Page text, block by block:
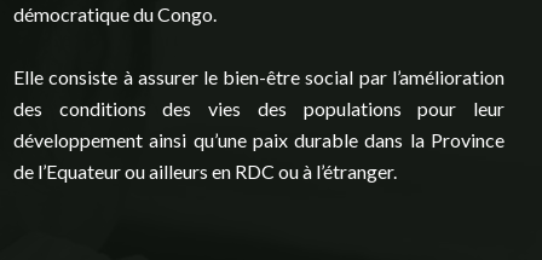
démocratique du Congo.
Elle consiste à assurer le bien-être social par l’amélioration
des conditions des vies des populations pour leur
développement ainsi qu’une paix durable dans la Province
de l’Equateur ou ailleurs en RDC ou à l’étranger.